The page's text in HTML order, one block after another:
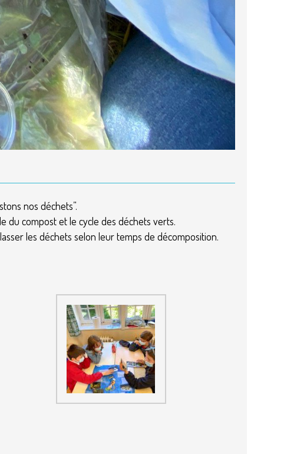
nos déchets”.
du compost et le cycle des déchets verts.
les déchets selon leur temps de décomposition.